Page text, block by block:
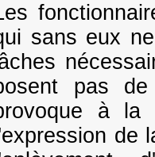
sans eux
pas
à la
de